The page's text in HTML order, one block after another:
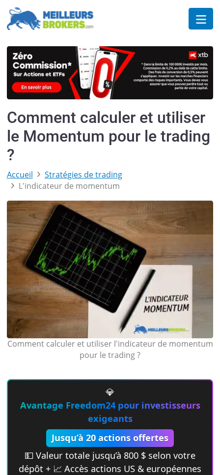
Comment calculer et utiliser
le Momentum pour le trading
?
Accueil
Stratégies de trading
L'indicateur de momentum
Comment calculer et utiliser l'indicateur de momentum
pour le trading ?
💎
Avantage Freedom24 pour investisseurs
exigeants
Jusqu’à 20 actions offertes
💵 Valeur totale jusqu’à 800 $ selon votre
dépôt + 📈 Accès actions US & européennes